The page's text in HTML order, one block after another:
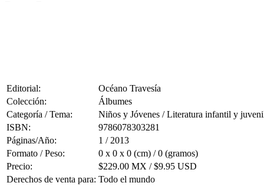
Editorial:
Océano Travesía
Colección:
Álbumes
Categoría / Tema:
Niños y Jóvenes / Literatura infantil y
ISBN:
9786078303281
Páginas/Año:
1 / 2013
Formato / Peso:
0 x 0 x 0 (cm) / 0 (gramos)
Precio:
$229.00 MX / $9.95 USD
Derechos de venta para: Todo el mundo